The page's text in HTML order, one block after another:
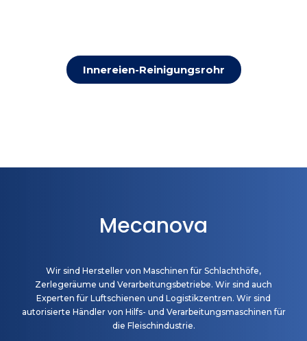
Innereien-Reinigungsrohr
Mecanova
Wir sind Hersteller von Maschinen für Schlachthöfe,
Zerlegeräume und Verarbeitungsbetriebe. Wir sind auch
Experten für Luftschienen und Logistikzentren. Wir sind
autorisierte Händler von Hilfs- und Verarbeitungsmaschinen für
die Fleischindustrie.